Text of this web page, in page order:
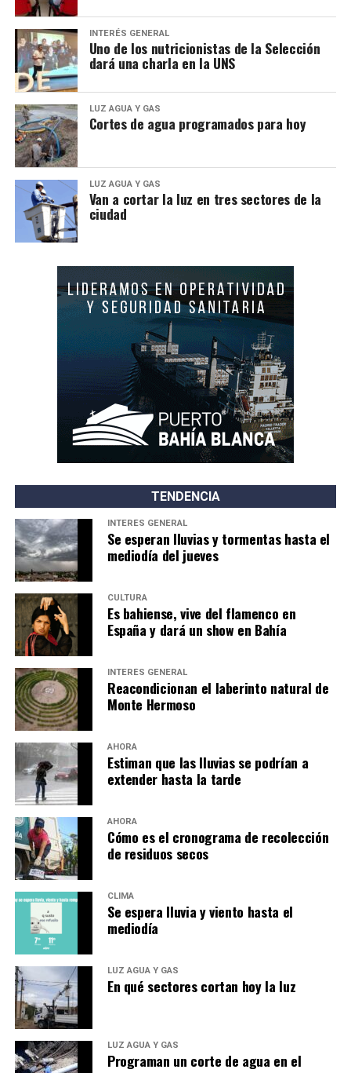
INTERÉS GENERAL
Uno de los nutricionistas de la Selección
dará una charla en la UNS
LUZ AGUA Y GAS
Cortes de agua programados para hoy
LUZ AGUA Y GAS
Van a cortar la luz en tres sectores de la
ciudad
TENDENCIA
INTERÉS GENERAL
Se esperan lluvias y tormentas hasta el
mediodía del jueves
CULTURA
Es bahiense, vive del flamenco en
España y dará un show en Bahía
INTERÉS GENERAL
Reacondicionan el laberinto natural de
Monte Hermoso
AHORA
Estiman que las lluvias se podrían a
extender hasta la tarde
AHORA
Cómo es el cronograma de recolección
de residuos secos
CLIMA
Se espera lluvia y viento hasta el
mediodía
LUZ AGUA Y GAS
En qué sectores cortan hoy la luz
LUZ AGUA Y GAS
Programan un corte de agua en el